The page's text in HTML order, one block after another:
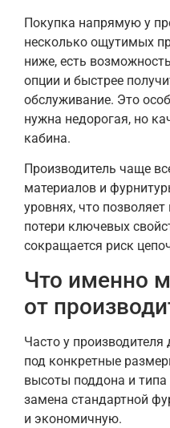
Покупка напрямую у
несколько ощутимых
ниже, есть
опции и быстрее
обслуживание. Это
нужна недорогая, но
кабина.
Производитель чаще
материалов и
уровнях, что
потери ключевых
сокращается риск
Что именно
от
Часто у производителя
под конкретные
высоты поддона и
замена стандартной
и экономичную.